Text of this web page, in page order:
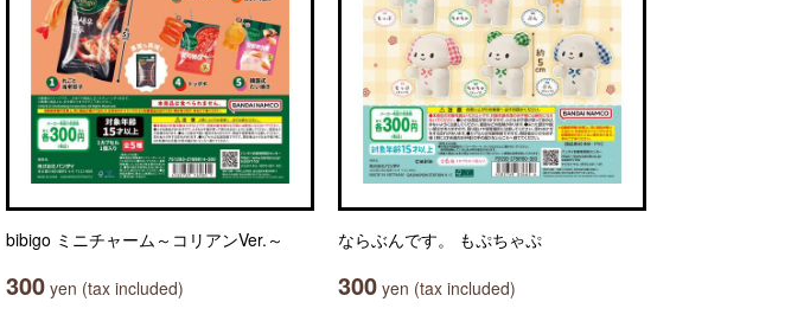
bibigo ミニチャーム～コリアンVer.～
300 yen (tax included)
ならぶんです。 もぷちゃぷ
300 yen (tax included)